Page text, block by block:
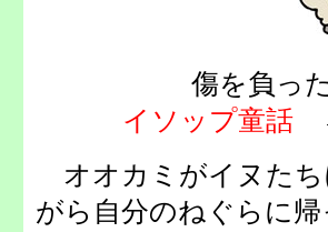
傷を負っ
イソップ童話
オオカミがイヌたち
がら自分のねぐらに